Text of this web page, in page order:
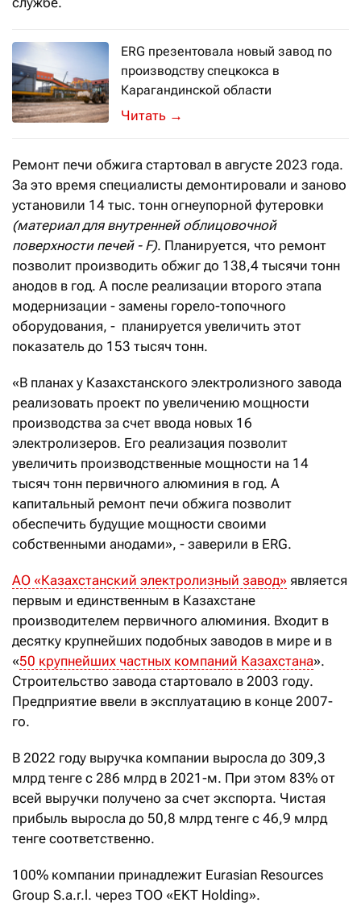
ERG презентовала новый завод по
производству спецкокса в
Карагандинской области
Производственная мощность
→
Ремонт печи обжига стартовал в августе 2023 года.
За это время специалисты демонтировали и заново
установили 14 тыс. тонн огнеупорной футеровки
(материал для внутренней облицовочной
поверхности печей - F). Планируется, что ремонт
позволит производить обжиг до 138,4 тысячи тонн
анодов в год. А после реализации второго этапа
модернизации - замены горело-топочного
оборудования, - планируется увеличить этот
показатель до 153 тысяч тонн.
«В планах у Казахстанского электролизного завода
реализовать проект по увеличению мощности
производства за счет ввода новых 16
электролизеров. Его реализация позволит
увеличить производственные мощности на 14
тысяч тонн первичного алюминия в год. А
капитальный ремонт печи обжига позволит
обеспечить будущие мощности своими
собственными анодами», - заверили в ERG.
АО «Казахстанский электролизный завод» является
первым и единственным в Казахстане
производителем первичного алюминия. Входит в
десятку крупнейших подобных заводов в мире и в
«50 крупнейших частных компаний Казахстана».
Строительство завода стартовало в 2003 году.
Предприятие ввели в эксплуатацию в конце 2007-
го.
В 2022 году выручка компании выросла до 309,3
млрд тенге с 286 млрд в 2021-м. При этом 83% от
всей выручки получено за счет экспорта. Чистая
прибыль выросла до 50,8 млрд тенге с 46,9 млрд
тенге соответственно.
100% компании принадлежит Eurasian Resources
Group S.a.r.l. через ТОО «EKT Holding».